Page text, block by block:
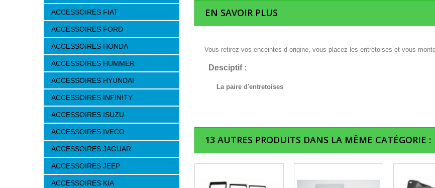
ACCESSOIRES FIAT
ACCESSOIRES FORD
ACCESSOIRES HONDA
ACCESSOIRES HUMMER
ACCESSOIRES HYUNDAI
ACCESSOIRES INFINITY
ACCESSOIRES ISUZU
ACCESSOIRES IVECO
ACCESSOIRES JAGUAR
ACCESSOIRES JEEP
ACCESSOIRES KIA
EN SAVOIR PLUS
Vous retirez vos enceintes d origine, vous placez les entretoises et vous
Desciptif :
La paire d'entretoises
13 AUTRES PRODUITS DANS LA MÊME CATÉGORIE :